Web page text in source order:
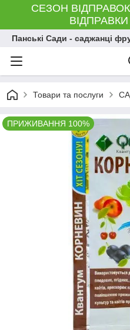
СЕЗОН
Панські Сади - саджанці
Товари та послуги
ПРИЖИВАННЯ 100%